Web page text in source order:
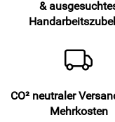
waschbar,
Grund von
&
CO² neutraler
Mehrkosten